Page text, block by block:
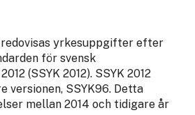
redovisas yrkesuppgifter efter
för svensk
(SSYK 2012). SSYK 2012
versionen, SSYK96. Detta
mellan 2014 och tidigare år